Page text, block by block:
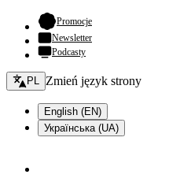
Promocje- otwiera się w nowej karcie
Newsletter
Podcasty
Zmień język - bieżący:
PL Zmień język strony
English (EN)
Українська (UA)